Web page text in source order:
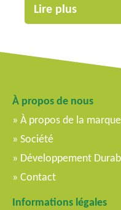
Lire plus
À propos de nous
À propos de la marque
Société
Développement
Contact
Informations légales